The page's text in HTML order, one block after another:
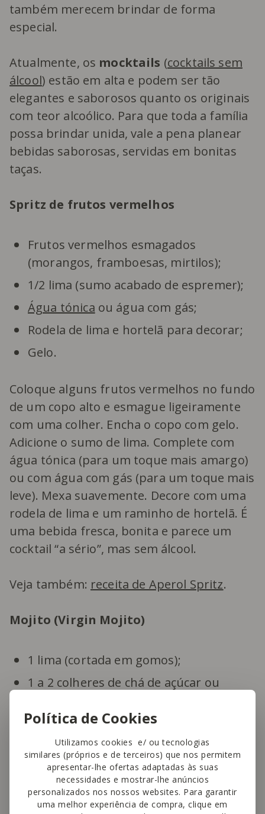
Política de Cookies
Utilizamos cookies e/ ou tecnologias
similares (próprios e de terceiros) que nos permitem
apresentar-lhe ofertas adaptadas às suas
necessidades e mostrar-lhe anúncios
personalizados nos nossos websites. Para garantir
uma melhor experiência de compra, clique em
também merecem brindar de forma
especial.
Atualmente, os mocktails (cocktails sem
álcool) estão em alta e podem ser tão
elegantes e saborosos quanto os originais
com teor alcoólico. Para que toda a família
possa brindar unida, vale a pena planear
bebidas saborosas, servidas em bonitas
taças.
Spritz de frutos vermelhos
Frutos vermelhos esmagados
(morangos, framboesas, mirtilos);
1/2 lima (sumo acabado de espremer);
Água tónica ou água com gás;
Rodela de lima e hortelã para decorar;
Gelo.
Coloque alguns frutos vermelhos no fundo
de um copo alto e esmague ligeiramente
com uma colher. Encha o copo com gelo.
Adicione o sumo de lima. Complete com
água tónica (para um toque mais amargo)
ou com água com gás (para um toque mais
leve). Mexa suavemente. Decore com uma
rodela de lima e um raminho de hortelã. É
uma bebida fresca, bonita e parece um
cocktail “a sério”, mas sem álcool.
Veja também: receita de Aperol Spritz.
Mojito (Virgin Mojito)
1 lima (cortada em gomos);
1 a 2 colheres de chá de açúcar ou
Folhas de hortelã fresca;
Água com gás (ou água tónica, se
preferir um toque amargo);
Gelo.